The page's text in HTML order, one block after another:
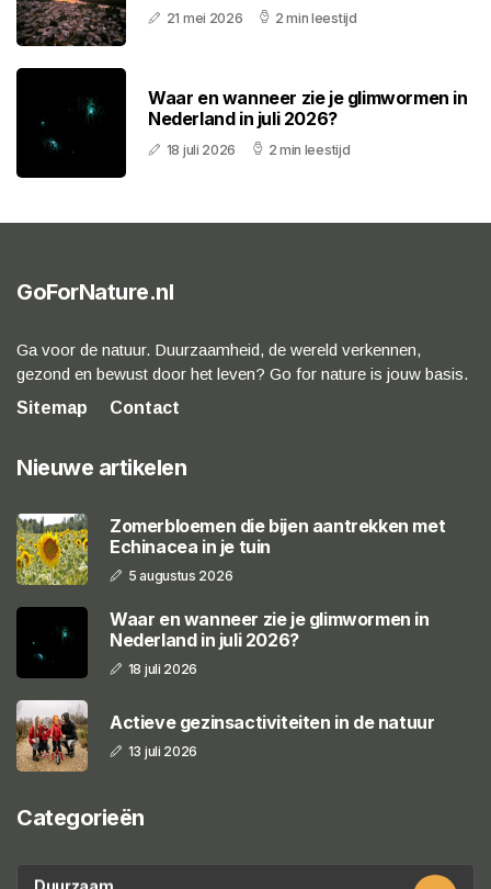
21 mei 2026 2 min leestijd
Waar en wanneer zie je glimwormen in
Nederland in juli 2026?
18 juli 2026 2 min leestijd
GoForNature.nl
Ga voor de natuur. Duurzaamheid, de wereld verkennen,
gezond en bewust door het leven? Go for nature is jouw basis.
Sitemap
Contact
Nieuwe artikelen
Zomerbloemen die bijen aantrekken met
Echinacea in je tuin
5 augustus 2026
Waar en wanneer zie je glimwormen in
Nederland in juli 2026?
18 juli 2026
Actieve gezinsactiviteiten in de natuur
13 juli 2026
Categorieën